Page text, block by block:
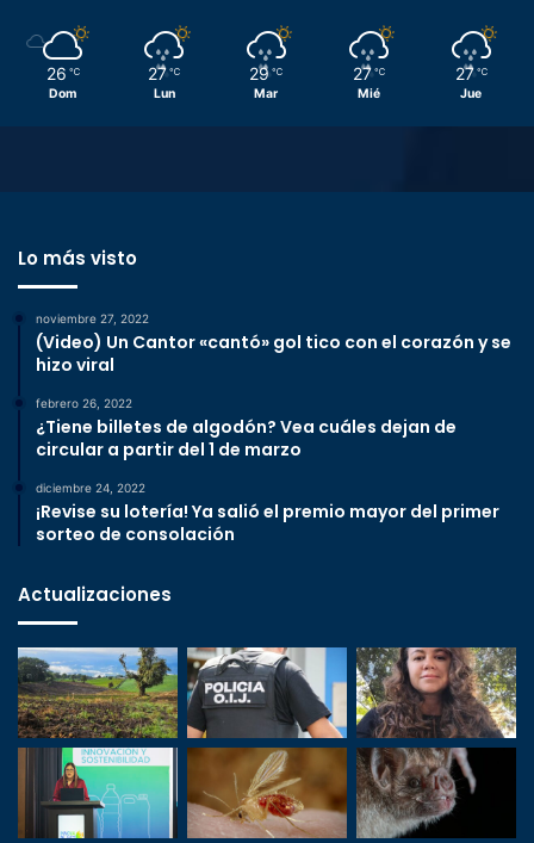
26 ℃
Dom
27 ℃
Lun
29 ℃
Mar
27 ℃
Mié
27 ℃
Jue
Lo más visto
noviembre 27, 2022
(Video) Un Cantor «cantó» gol tico con el corazón y se
hizo viral
febrero 26, 2022
¿Tiene billetes de algodón? Vea cuáles dejan de
circular a partir del 1 de marzo
diciembre 24, 2022
¡Revise su lotería! Ya salió el premio mayor del primer
sorteo de consolación
Actualizaciones